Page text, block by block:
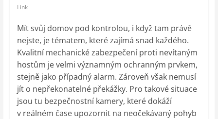
Link
Mít svůj domov pod kontrolou, i když tam právě
nejste, je tématem, které zajímá snad každého.
Kvalitní mechanické zabezpečení proti nevítaným
hostům je velmi významným ochranným prvkem,
stejně jako případný alarm. Zároveň však nemusí
jít o nepřekonatelné překážky. Pro takové situace
jsou tu bezpečnostní kamery, které dokáží
v reálném čase upozornit na neočekávaný pohyb